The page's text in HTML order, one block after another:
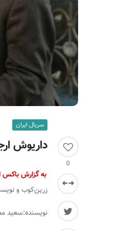
0
سریال ایران
داریوش
به گزارش باکس
زرین‌کوب و نویسندگی سعید
نویسنده:سعید